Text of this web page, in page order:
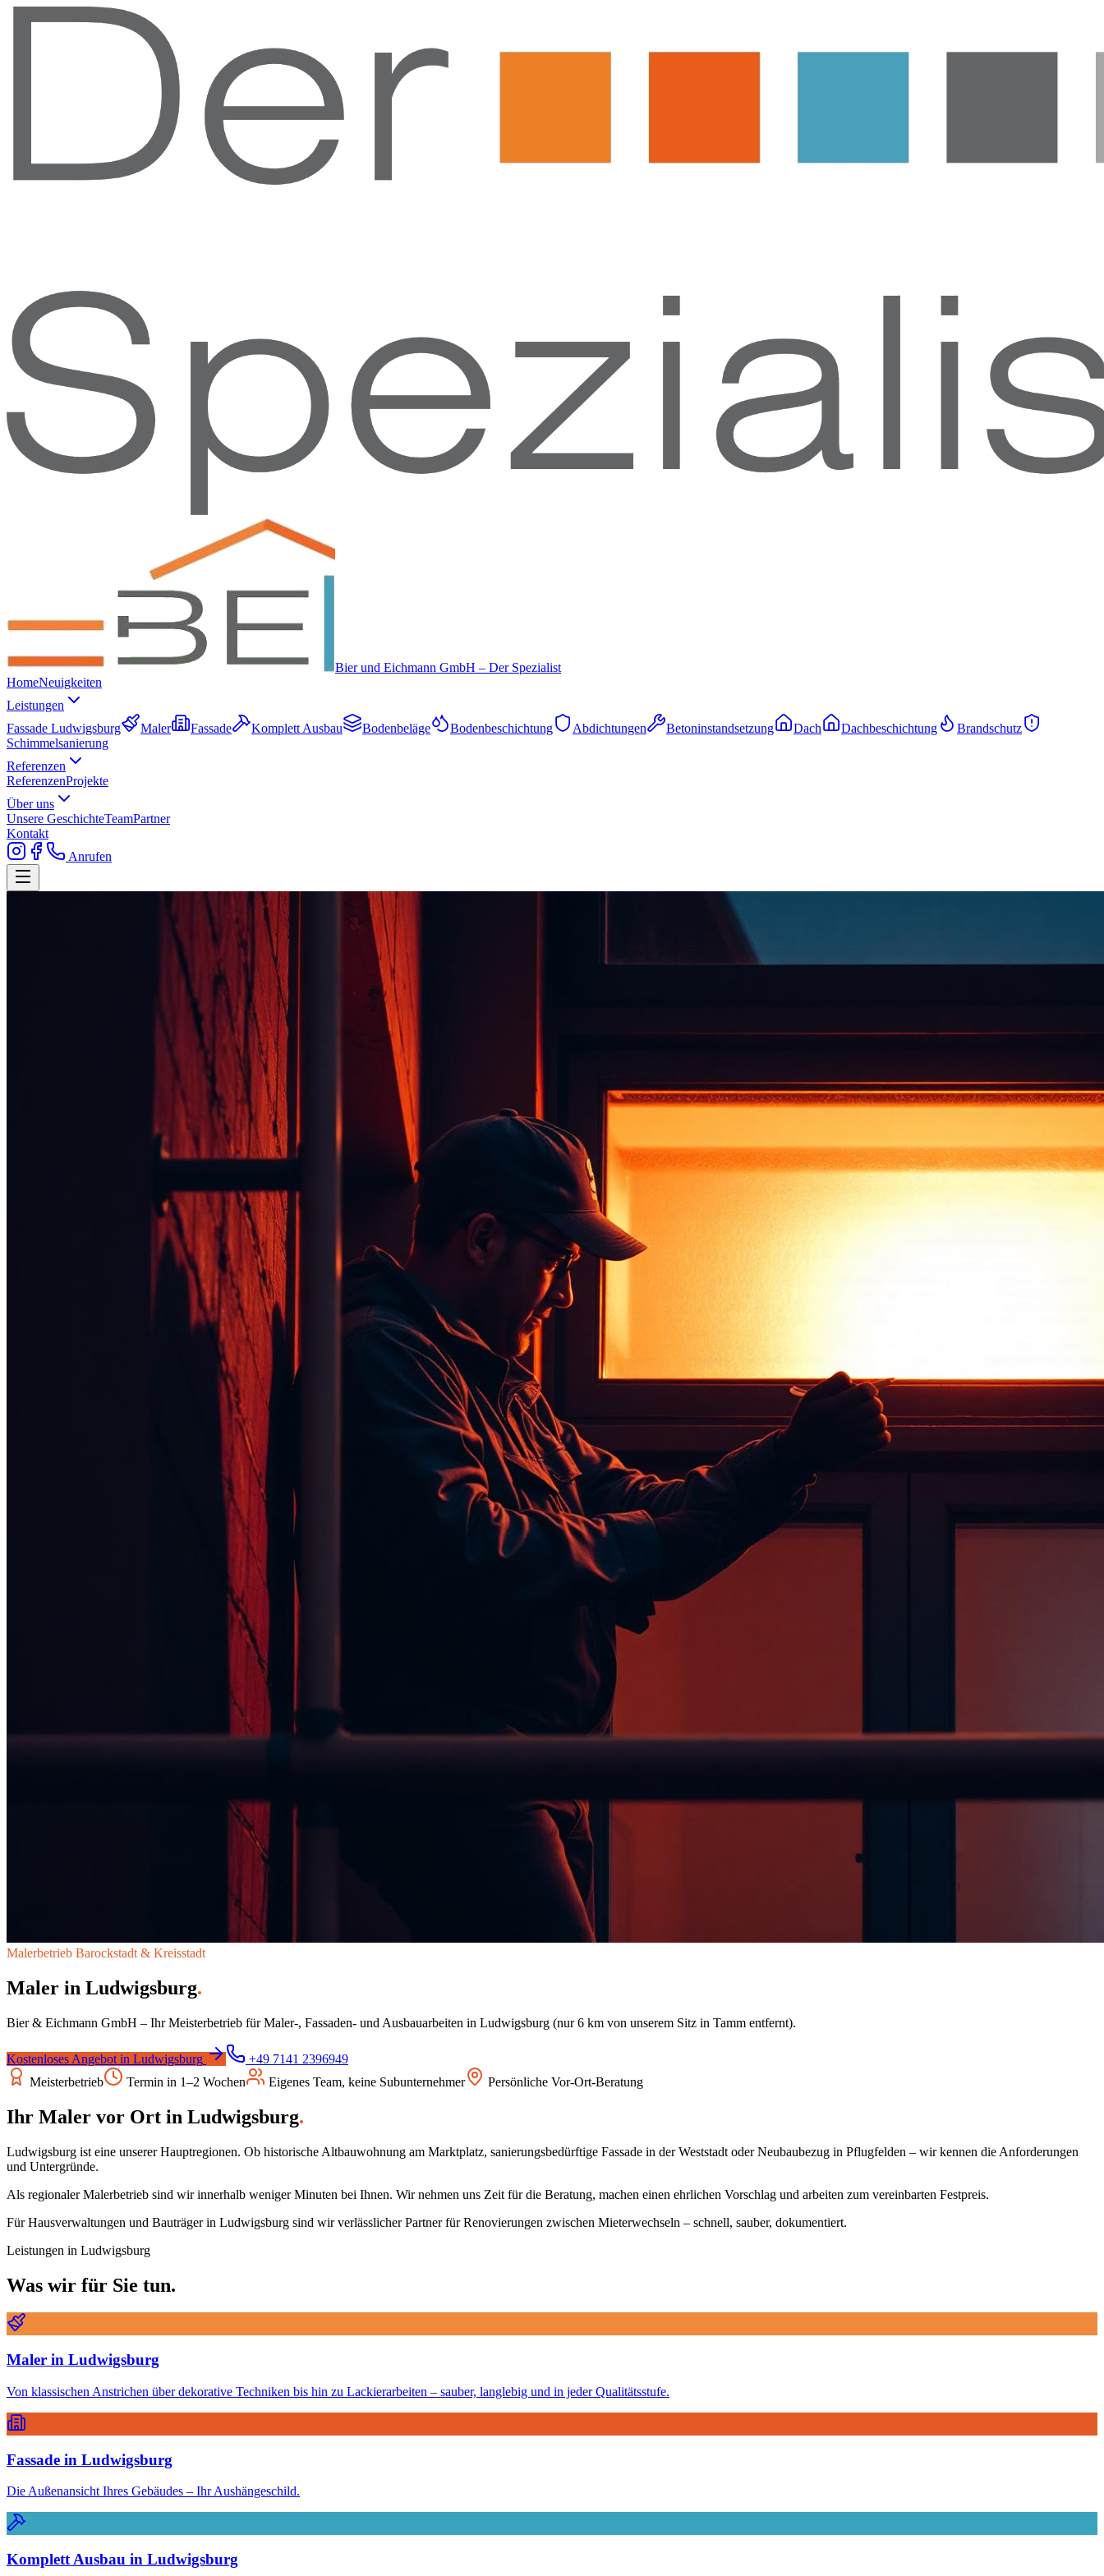
Bier und Eichmann GmbH – Der Spezialist
HomeNeuigkeiten
Leistungen
Fassade Ludwigsburg
Maler Fassade Komplett Ausbau Bodenbeläge Bodenbeschichtung Abdichtungen Betoninstandsetzung Dach Dachbeschichtung
Brandschutz
Schimmelsanierung
Referenzen
ReferenzenProjekte
Über uns
Unsere GeschichteTeamPartner
Kontakt
Anrufen
Malerbetrieb Barockstadt & Kreisstadt
Maler in Ludwigsburg.
Bier & Eichmann GmbH – Ihr Meisterbetrieb für Maler-, Fassaden- und Ausbauarbeiten in Ludwigsburg (nur 6 km von unserem Sitz in Tamm entfernt).
Kostenloses Angebot in Ludwigsburg
+49 7141 2396949
Meisterbetrieb
Termin in 1–2 Wochen Eigenes Team, keine Subunternehmer Persönliche Vor-Ort-Beratung
Ihr Maler vor Ort in Ludwigsburg.
Ludwigsburg ist eine unserer Hauptregionen. Ob historische Altbauwohnung am Marktplatz, sanierungsbedürftige Fassade in der Weststadt oder Neubaubezug in Pflugfelden – wir kennen die Anforderungen
und Untergründe.
Als regionaler Malerbetrieb sind wir innerhalb weniger Minuten bei Ihnen. Wir nehmen uns Zeit für die Beratung, machen einen ehrlichen Vorschlag und arbeiten zum vereinbarten Festpreis.
Für Hausverwaltungen und Bauträger in Ludwigsburg sind wir verlässlicher Partner für Renovierungen zwischen Mieterwechseln – schnell, sauber, dokumentiert.
Leistungen in Ludwigsburg
Was wir für Sie tun.
Maler in Ludwigsburg
Von klassischen Anstrichen über dekorative Techniken bis hin zu Lackierarbeiten – sauber, langlebig und in jeder Qualitätsstufe.
Fassade in Ludwigsburg
Die Außenansicht Ihres Gebäudes – Ihr Aushängeschild.
Komplett Ausbau in Ludwigsburg